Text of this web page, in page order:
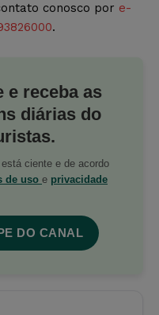
conosco por e-
.
e receba as
diárias do
ciente e de acordo
de uso e privacidade
DO CANAL